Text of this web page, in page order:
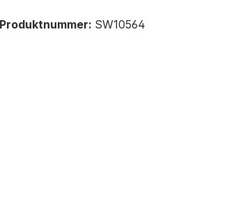
Produktnummer: SW10564